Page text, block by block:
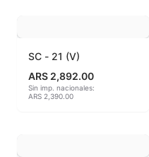
Libros y Revistas
SC - 21 (V)
ARS 2,892.00
Sin imp. nacionales:
ARS 2,390.00